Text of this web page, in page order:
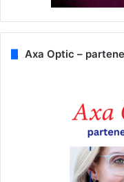
Axa Optic –